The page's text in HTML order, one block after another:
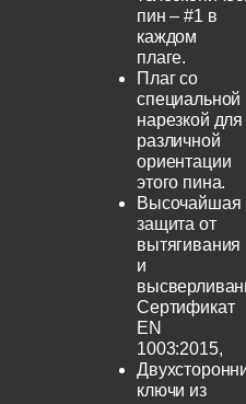
пин – #1 в
каждом
плаге.
Плаг со
специальной
нарезкой для
различной
ориентации
этого пина.
Высочайшая
защита от
вытягивания
и
Сертификат
EN
1003:2015,
ключи из